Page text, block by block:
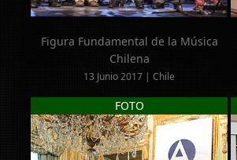
Figura Fundamental de la Música
Chilena
13 Junio 2017 | Chile
FOTO